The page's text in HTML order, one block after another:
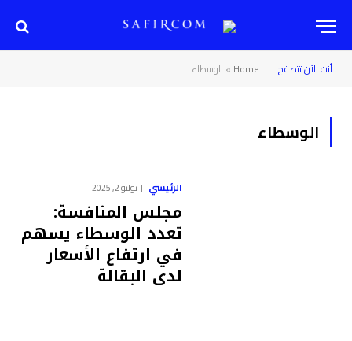
أنت الآن تتصفح: Home
» الوسطاء
الوسطاء
الرئيسي يوليو 2, 2025
مجلس المنافسة:
تعدد الوسطاء يسهم
في ارتفاع الأسعار
لدى البقالة